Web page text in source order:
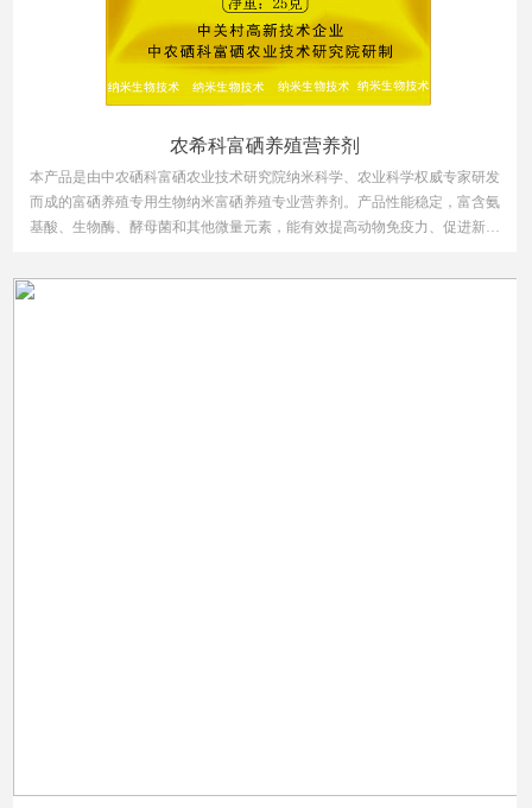
农希科富硒养殖营养剂
本产品是由中农硒科富硒农业技术研究院纳米科学、农业科学权威专家研发
而成的富硒养殖专用生物纳米富硒养殖专业营养剂。产品性能稳定，富含氨
基酸、生物酶、酵母菌和其他微量元素，能有效提高动物免疫力、促进新陈
境，同时提高硒的吸收转化效率和动物产品品质。